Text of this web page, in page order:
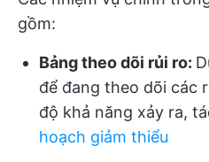
gồm:
Bảng theo dõi rủi ro:
để đang theo dõi các
độ khả năng xảy ra,
hoạch giảm thiểu